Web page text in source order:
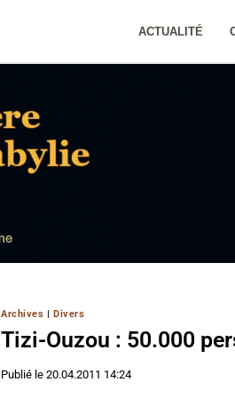
ACTUALITÉ
Archives |Divers
Tizi-Ouzou : 50.000
Publié le 20.04.2011 14:24